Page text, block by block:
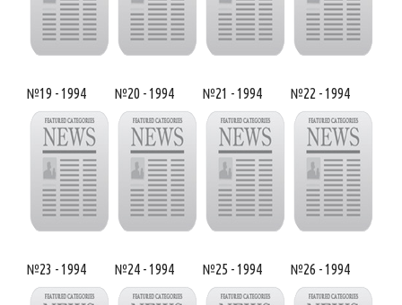
№19 - 1994 №20 - 1994 №21 - 1994 №22 - 1994
№23 - 1994 №24 - 1994 №25 - 1994 №26 - 1994